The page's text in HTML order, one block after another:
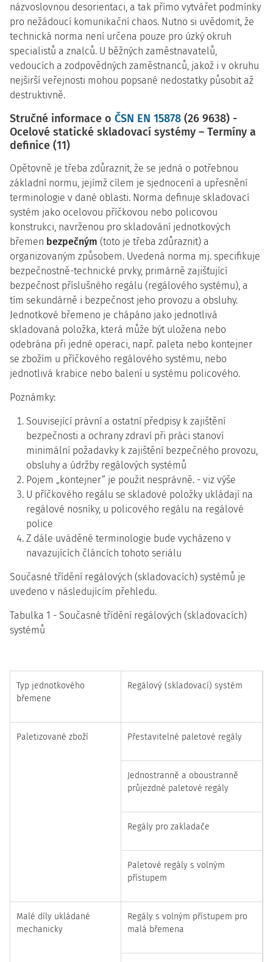
názvoslovnou desorientaci, a tak přímo vytvářet podmínky
pro nežádoucí komunikační chaos. Nutno si uvědomit, že
technická norma není určena pouze pro úzký okruh
specialistů a znalců. U běžných zaměstnavatelů,
vedoucích a zodpovědných zaměstnanců, jakož i v okruhu
nejširší veřejnosti mohou popsané nedostatky působit až
destruktivně.
Stručné informace o ČSN EN 15878 (26 9638) -
Ocelové statické skladovací systémy – Termíny a
definice (11)
Opětovně je třeba zdůraznit, že se jedná o potřebnou
základní normu, jejímž cílem je sjednocení a upřesnění
terminologie v dané oblasti. Norma definuje skladovací
systém jako ocelovou příčkovou nebo policovou
konstrukci, navrženou pro skladování jednotkových
břemen bezpečným (toto je třeba zdůraznit) a
organizovaným způsobem. Uvedená norma mj. specifikuje
bezpečnostně-technické prvky, primárně zajišťující
bezpečnost příslušného regálu (regálového systému), a
tím sekundárně i bezpečnost jeho provozu a obsluhy.
Jednotkové břemeno je chápáno jako jednotlivá
skladovaná položka, která může být uložena nebo
odebrána při jedné operaci, např. paleta nebo kontejner
se zbožím u příčkového regálového systému, nebo
jednotlivá krabice nebo balení u systému policového.
Poznámky:
Související právní a ostatní předpisy k zajištění
bezpečnosti a ochrany zdraví při práci stanoví
minimální požadavky k zajištění bezpečného provozu,
obsluhy a údržby regálových systémů
Pojem „kontejner“ je použit nesprávně. - viz výše
U příčkového regálu se skladové položky ukládají na
regálové nosníky, u policového regálu na regálové
police
Z dále uváděné terminologie bude vycházeno v
navazujících článcích tohoto seriálu
Současné třídění regálových (skladovacích) systémů je
uvedeno v následujícím přehledu.
Tabulka 1 - Současné třídění regálových (skladovacích)
systémů
Typ jednotkového
břemene
Regálový (skladovací) systém
Paletizované zboží Přestavitelné paletové regály
Jednostranně a oboustranně
průjezdné paletové regály
Regály pro zakladače
Paletové regály s volným
přístupem
Malé díly ukládané
mechanicky
Regály s volným přístupem pro
malá břemena